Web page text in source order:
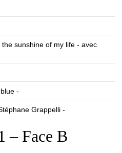
sunshine of my life - avec
-
Grappelli -
– Face B